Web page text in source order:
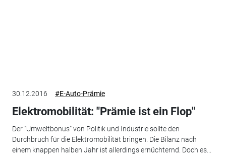
30.12.2016 #E-Auto-Prämie
Elektromobilität: "Prämie ist ein Flop"
Der "Umweltbonus" von Politik und Industrie sollte den
Durchbruch für die Elektromobilität bringen. Die Bilanz nach
einem knappen halben Jahr ist allerdings ernüchternd. Doch es...